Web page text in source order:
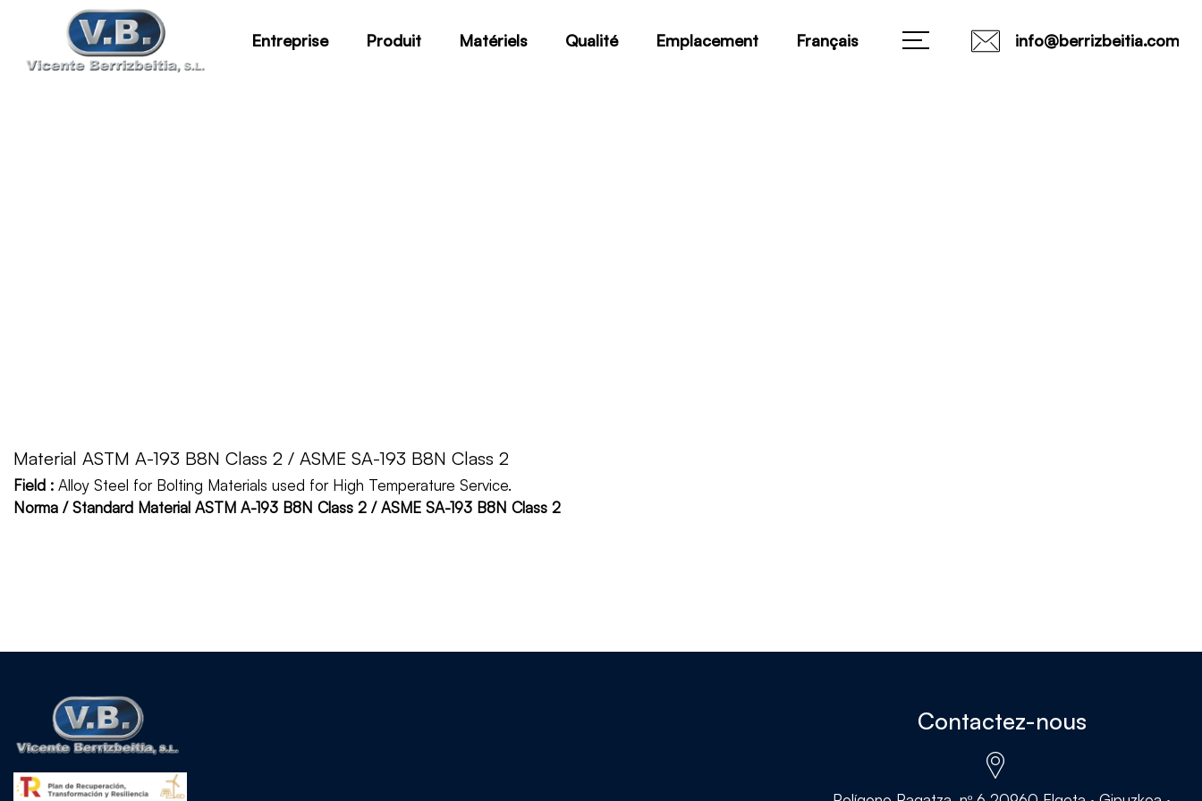
Entreprise Produit Matériels Qualité Emplacement Français info@berrizbeitia.com
Material ASTM A-193 B8N Class 2 / ASME SA-193 B8N Class 2
Field : Alloy Steel for Bolting Materials used for High Temperature Service.
Norma / Standard Material ASTM A-193 B8N Class 2 / ASME SA-193 B8N Class 2
Contactez-nous